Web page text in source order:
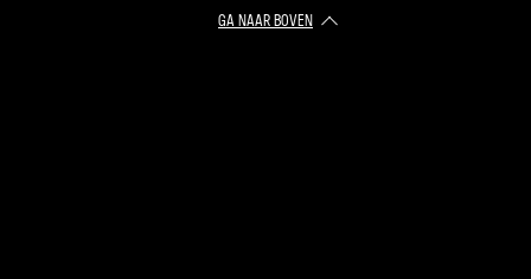
GA NAAR BOVEN